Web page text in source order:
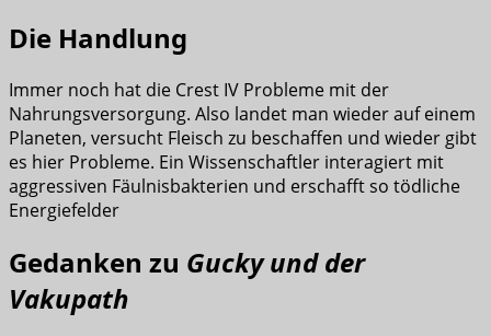
Die Handlung
Immer noch hat die Crest IV Probleme mit der
Nahrungsversorgung. Also landet man wieder auf einem
Planeten, versucht Fleisch zu beschaffen und wieder gibt
es hier Probleme. Ein Wissenschaftler interagiert mit
aggressiven Fäulnisbakterien und erschafft so tödliche
Energiefelder
Gedanken zu Gucky und der
Vakupath